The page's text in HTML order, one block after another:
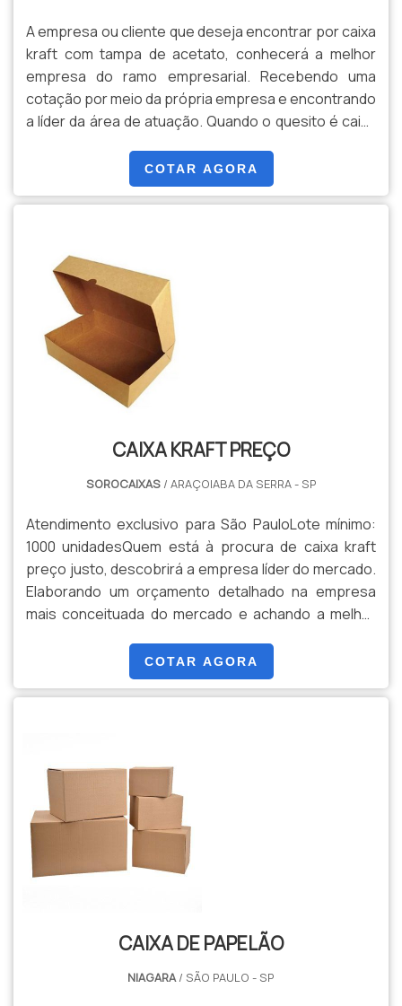
A empresa ou cliente que deseja encontrar por caixa
kraft com tampa de acetato, conhecerá a melhor
empresa do ramo empresarial. Recebendo uma
cotação por meio da própria empresa e encontrando
a líder da área de atuação. Quando o quesito é caixa
Embalagens irá encontrar proteção com pagamento
acessível.MAIS INFORMAÇÕES SOBRE CAIXA KRAFT
COM TAMPA DE ACETATOA Clear Embalagens
COTAR AGORA
CAIXA KRAFT PREÇO
SOROCAIXAS / ARAÇOIABA DA SERRA - SP
Atendimento exclusivo para São PauloLote mínimo:
1000 unidadesQuem está à procura de caixa kraft
preço justo, descobrirá a empresa líder do mercado.
Elaborando um orçamento detalhado na empresa
mais conceituada do mercado e achando a melhor
caixa kraft preço acessível, com os profissionais da
Sorocaixas o cliente poderá contar precisão com
pagamento acessível.CAIXA KRAFT PREÇO JUSTO E
COTAR AGORA
CAIXA DE PAPELÃO
NIAGARA/ SÃO PAULO - SP